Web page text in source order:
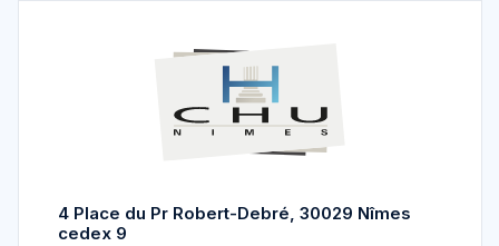
4 Place du Pr Robert-Debré, 30029 Nîmes
cedex 9